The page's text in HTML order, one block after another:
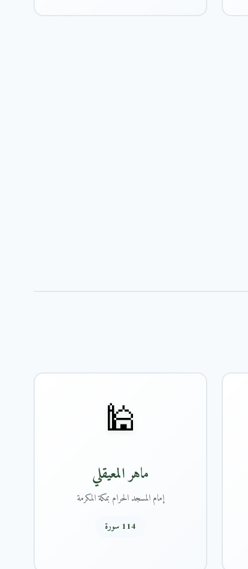
🕌
ماهر المعيقلي
إمام المسجد الحرام بمكة المكرمة
114 سورة